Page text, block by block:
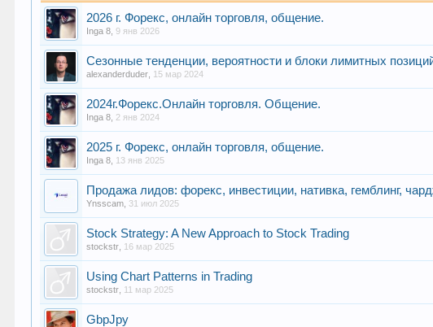
2026 г. Форекс, онлайн торговля, общение.
Inga 8 ,9 янв 2026
Сезонные тенденции, вероятности и блоки лимитных
alexanderduder 15 мар 2024
2024г.Форекс.Онлайн торговля. Общение.
Inga 8 2 янв 2024
2025 г. Форекс, онлайн торговля, общение.
Inga 8 13 янв 2025
Продажа лидов: форекс, инвестиции, нативка, гемблинг,
Ynsscam 31 июл 2025
Stock Strategy: A New Approach to Stock Trading
stockstr 16 мар 2025
Using Chart Patterns in Trading
stockstr 11 мар 2025
GbpJpy